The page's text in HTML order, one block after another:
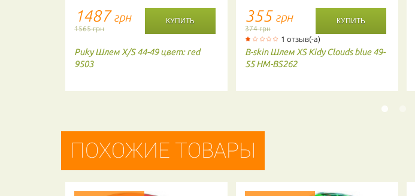
1487грн
1565 грн
Puky Шлем X/S 44-49 цвет: red
9503
355 грн
374 грн
1 отзыв(-а)
B-skin Шлем XS Kidy Clouds blue 49-
55 HM-BS262
ПОХОЖИЕ ТОВАРЫ